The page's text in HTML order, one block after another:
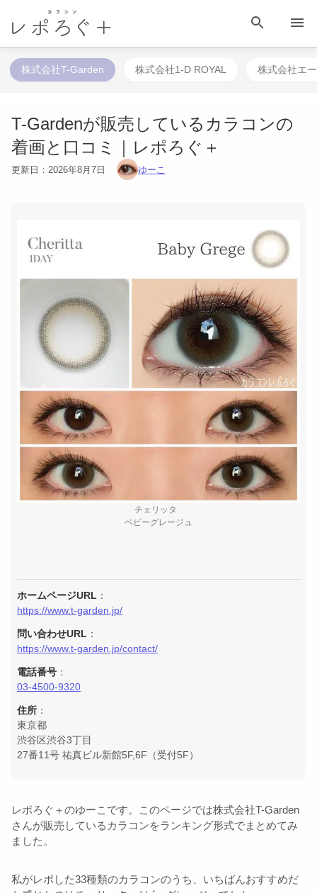
HOME 目 次 メニュー
株式会社T-Garden 株式会社1-D ROYAL 株式会社エ
T-Gardenが販売しているカラコンの
着画と口コミ｜レポろぐ＋
更新日： 2026年8月7日 ゆーこ
チェリッタ
ベビーグレージュ
ホームページURL ：
https://www.t-garden.jp/
問い合わせURL ：
https://www.t-garden.jp/contact/
電話番号 ：
03-4500-9320
住所 ：
東京都
渋谷区渋谷3丁目
27番11号 祐真ビル新館5F,6F（受付5F）
レポろぐ＋のゆーこです。このページでは株式会社T-Garden
さんが販売しているカラコンをランキング形式でまとめてみ
ました。
私がレポした33種類のカラコンのうち、いちばんおすすめだ